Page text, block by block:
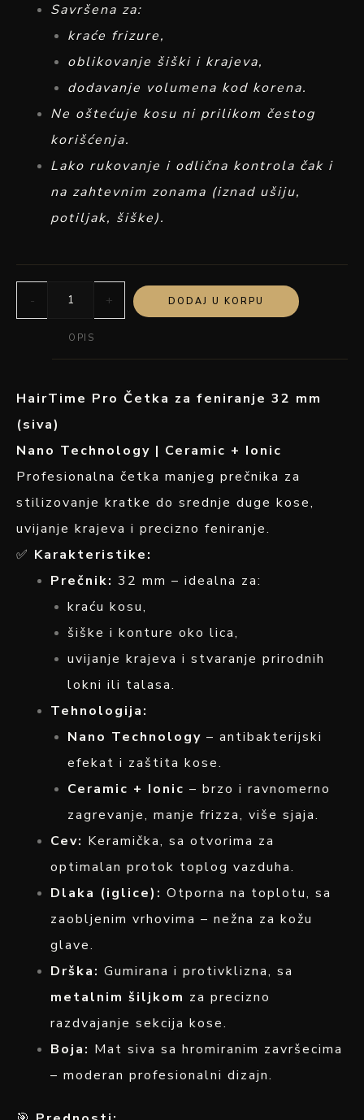
Savršena za:
kraće frizure,
oblikovanje šiški i krajeva,
dodavanje volumena kod korena.
Ne oštećuje kosu ni prilikom čestog
korišćenja.
Lako rukovanje i odlična kontrola čak i
na zahtevnim zonama (iznad ušiju,
potiljak, šiške).
- + DODAJ U KORPU
OPIS
HairTime Pro Četka za feniranje 32 mm
(siva)
Nano Technology | Ceramic + Ionic
Profesionalna četka manjeg prečnika za
stilizovanje kratke do srednje duge kose,
uvijanje krajeva i precizno feniranje.
✅ Karakteristike:
Prečnik: 32 mm – idealna za:
kraću kosu,
šiške i konture oko lica,
uvijanje krajeva i stvaranje prirodnih
lokni ili talasa.
Tehnologija:
Nano Technology – antibakterijski
efekat i zaštita kose.
Ceramic + Ionic – brzo i ravnomerno
zagrevanje, manje frizza, više sjaja.
Cev: Keramička, sa otvorima za
optimalan protok toplog vazduha.
Dlaka (iglice): Otporna na toplotu, sa
zaobljenim vrhovima – nežna za kožu
glave.
Drška: Gumirana i protivklizna, sa
metalnim šiljkom za precizno
razdvajanje sekcija kose.
Boja: Mat siva sa hromiranim završecima
– moderan profesionalni dizajn.